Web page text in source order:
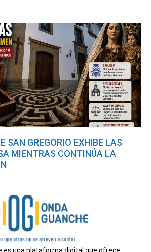
SAN GREGORIO EXHIBE LAS
MIENTRAS CONTINÚA LA
es una plataforma digital que ofrece